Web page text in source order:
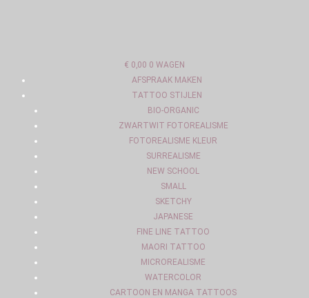
€ 0,00 0 WAGEN
AFSPRAAK MAKEN
TATTOO STIJLEN
BIO-ORGANIC
ZWARTWIT FOTOREALISME
FOTOREALISME KLEUR
SURREALISME
NEW SCHOOL
SMALL
SKETCHY
JAPANESE
FINE LINE TATTOO
MAORI TATTOO
MICROREALISME
WATERCOLOR
CARTOON EN MANGA TATTOOS